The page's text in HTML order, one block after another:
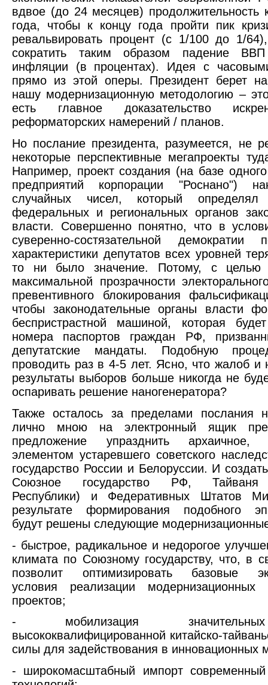
вдвое (до 24 месяцев) продолжительность
года, чтобы к концу года пройти пик
ревальвировать процент (с 1/100 до 1/
сократить таким образом падение
инфляции (в процентах). Идея с
прямо из этой оперы. Президент берет
нашу модернизационную методологию –
есть главное доказательство
реформаторских намерений / планов.
Но послание президента, разумеется, не
некоторые перспективные мегапроекты
Например, проект создания (на базе
предприятий корпорации "Роснано")
случайных чисел, который
федеральных и региональных органов
власти. Совершенно понятно, что в
суверенно-состязательной демократии
характеристики депутатов всех уровней
то ни было значение. Потому, с целью
максимальной прозрачности
превентивного блокирования
чтобы законодательные органы власти
беспристрастной машиной, которая
номера паспортов граждан РФ,
депутатские мандаты. Подобную
проводить раз в 4-5 лет. Ясно, что жалоб и
результаты выборов больше никогда не
оспаривать решение наногенератора?
Также осталось за пределами послания
лично мною на электронный ящик
предложение упразднить архаичное,
элементом устаревшего советского
государство России и Белоруссии. И
Союзное государство РФ, Тайваня
Республики) и Федеративных Штатов
результате формирования подобного
будут решены следующие
- быстрое, радикальное и недорогое
климата по Союзному государству, что, в
позволит оптимизировать базовые
условия реализации
проектов;
- мобилизация
высококвалифицированной китайско-
силы для задействования в инновационных
- широкомасштабный импорт современный